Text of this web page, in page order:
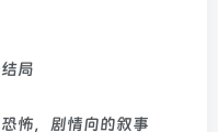
局
怖，剧情向的叙事